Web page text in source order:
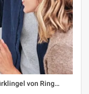
von Ring…